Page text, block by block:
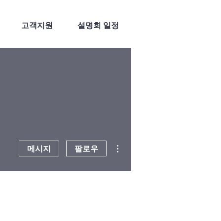
메시지 팔로우
고객지원 설명회 일정